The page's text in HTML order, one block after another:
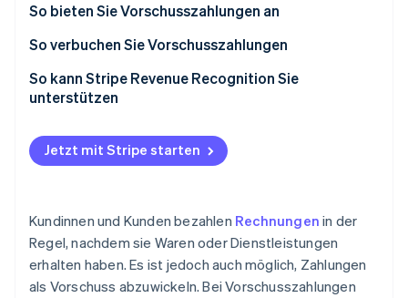
So bieten Sie Vorschusszahlungen an
So verbuchen Sie Vorschusszahlungen
So kann Stripe Revenue Recognition Sie
unterstützen
Jetzt mit Stripe starten
Kundinnen und Kunden bezahlen Rechnungen in der
Regel, nachdem sie Waren oder Dienstleistungen
erhalten haben. Es ist jedoch auch möglich, Zahlungen
als Vorschuss abzuwickeln. Bei Vorschusszahlungen